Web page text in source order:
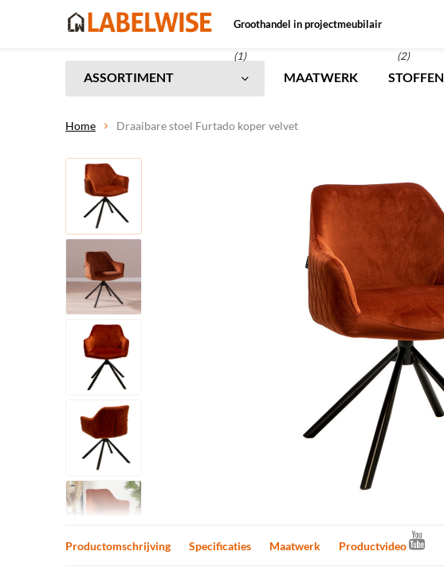
Groothandel in projectmeubilair
(1) (2)
ASSORTIMENT MAATWERK STOFFEN
Home Draaibare stoel Furtado koper velvet
Productomschrijving Specificaties Maatwerk Productvideo